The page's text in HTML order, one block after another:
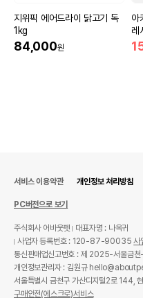
지위픽 에어드라이 닭고기 독
1kg
84,000원
아
레
서비스 이용약관 개인정보 처리방침
PC버전으로 보기
주식회사 어바웃펫
대표자명 : 나옥귀
사업자 등록번호 : 120-87-90035사
통신판매업신고번호 : 제 2025-서울금
개인정보관리자 : 김원규
서울특별시 금천구 가산디지털2로 144,
구매안전(에스크로)서비스